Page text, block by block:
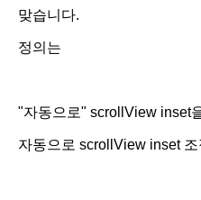
맞습니다.
정의는
"자동으로" scrollView inset
자동으로 scrollView inset